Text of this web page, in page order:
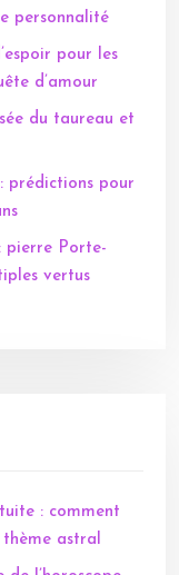
personnalité
pour les
d’amour
du taureau et
: prédictions pour
pierre Porte-
vertus
: comment
astral